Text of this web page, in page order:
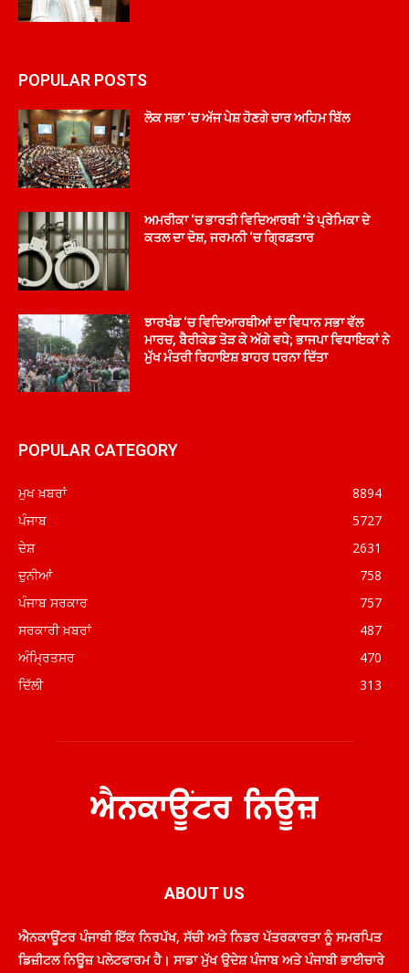
POPULAR POSTS
ਲੋਕ ਸਭਾ ‘ਚ ਅੱਜ ਪੇਸ਼ ਹੋਣਗੇ ਚਾਰ ਅਹਿਮ ਬਿੱਲ
ਅਮਰੀਕਾ ‘ਚ ਭਾਰਤੀ ਵਿਦਿਆਰਥੀ ‘ਤੇ ਪ੍ਰੇਮਿਕਾ ਦੇ
ਕਤਲ ਦਾ ਦੋਸ਼, ਜਰਮਨੀ ‘ਚ ਗ੍ਰਿਫ਼ਤਾਰ
ਝਾਰਖੰਡ ‘ਚ ਵਿਦਿਆਰਥੀਆਂ ਦਾ ਵਿਧਾਨ ਸਭਾ ਵੱਲ
ਮਾਰਚ, ਬੈਰੀਕੇਡ ਤੋੜ ਕੇ ਅੱਗੇ ਵਧੇ; ਭਾਜਪਾ ਵਿਧਾਇਕਾਂ ਨੇ
ਮੁੱਖ ਮੰਤਰੀ ਰਿਹਾਇਸ਼ ਬਾਹਰ ਧਰਨਾ ਦਿੱਤਾ
POPULAR CATEGORY
ਮੁਖ ਖ਼ਬਰਾਂ
8894
ਪੰਜਾਬ
5727
ਦੇਸ਼
2631
ਦੁਨੀਆਂ
758
ਪੰਜਾਬ ਸਰਕਾਰ
757
ਸਰਕਾਰੀ ਖ਼ਬਰਾਂ
487
ਅੰਮ੍ਰਿਤਸਰ
470
ਦਿੱਲੀ
313
ABOUT US
ਐਨਕਾਊਂਟਰ ਪੰਜਾਬੀ ਇੱਕ ਨਿਰਪੱਖ, ਸੱਚੀ ਅਤੇ ਨਿਡਰ ਪੱਤਰਕਾਰਤਾ ਨੂੰ ਸਮਰਪਿਤ
ਡਿਜ਼ੀਟਲ ਨਿਊਜ਼ ਪਲੇਟਫਾਰਮ ਹੈ। ਸਾਡਾ ਮੁੱਖ ਉਦੇਸ਼ ਪੰਜਾਬ ਅਤੇ ਪੰਜਾਬੀ ਭਾਈਚਾਰੇ